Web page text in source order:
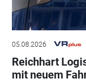
05.08.2026
Reichhart
mit neuem